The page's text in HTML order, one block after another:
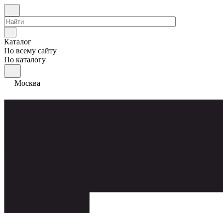
Каталог
По всему сайту
По каталогу
Москва